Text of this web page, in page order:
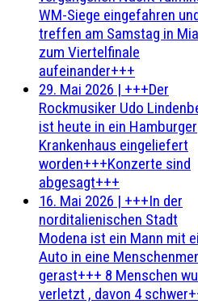
WM-Siege eingefahren
treffen am Samstag in
zum Viertelfinale
aufeinander+++
29. Mai 2026 | +++Der
Rockmusiker Udo
ist heute in ein Hamburger
Krankenhaus eingeliefert
worden+++Konzerte sind
abgesagt+++
16. Mai 2026 | +++In der
norditalienischen Stadt
Modena ist ein Mann mit
Auto in eine
gerast+++ 8 Menschen
verletzt , davon 4